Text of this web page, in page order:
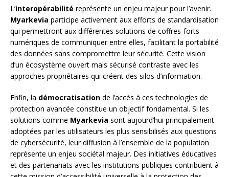
L’interopérabilité représente un enjeu majeur pour l’avenir.
Myarkevia participe activement aux efforts de standardisation
qui permettront aux différentes solutions de coffres-forts
numériques de communiquer entre elles, facilitant la portabilité
des données sans compromettre leur sécurité. Cette vision
d’un écosystème ouvert mais sécurisé contraste avec les
approches propriétaires qui créent des silos d’information.
Enfin, la démocratisation de l’accès à ces technologies de
protection avancée constitue un objectif fondamental. Si les
solutions comme Myarkevia sont aujourd’hui principalement
adoptées par les utilisateurs les plus sensibilisés aux questions
de cybersécurité, leur diffusion à l’ensemble de la population
représente un enjeu sociétal majeur. Des initiatives éducatives
et des partenariats avec les institutions publiques contribuent à